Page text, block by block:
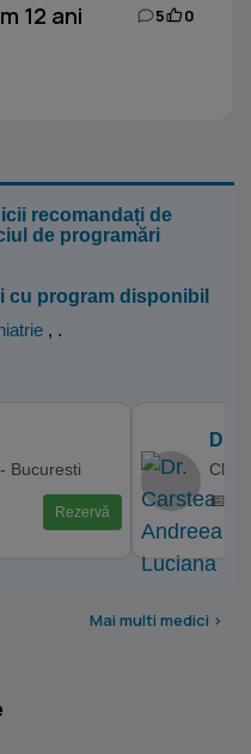
12 ani 5 0
recomandați de
de programări
cu program disponibil
, .
Bucuresti
Rezervă
Dr.
📅
Mai multi medici >